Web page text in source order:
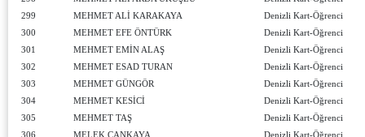
299
MEHMET ALİ KARAKAYA
Denizli Kart-Öğrenci
300
MEHMET EFE ÖNTÜRK
Denizli Kart-Öğrenci
301
MEHMET EMİN ALAŞ
Denizli Kart-Öğrenci
302
MEHMET ESAD TURAN
Denizli Kart-Öğrenci
303
MEHMET GÜNGÖR
Denizli Kart-Öğrenci
304
MEHMET KESİCİ
Denizli Kart-Öğrenci
305
MEHMET TAŞ
Denizli Kart-Öğrenci
306
MELEK ÇANKAYA Denizli Kart-Öğrenci